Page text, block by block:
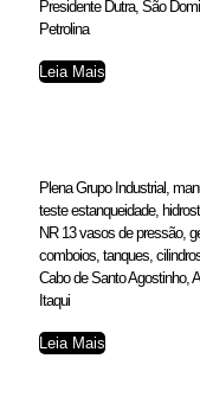
Presidente Dutra, São
Petrolina
Leia Mais
Plena Grupo Industrial,
teste estanqueidade,
NR 13 vasos de pressão,
comboios, tanques,
Cabo de Santo Agostinho,
Itaqui
Leia Mais